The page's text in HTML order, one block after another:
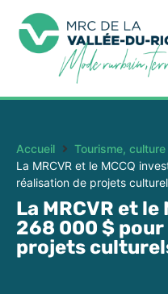
Accueil
Tourisme,
La MRCVR et le MCCQ
réalisation de projets
La MRCVR et le
268 000 $
projets